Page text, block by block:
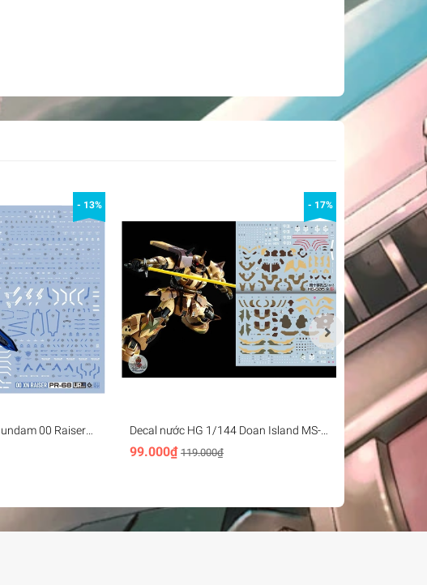
- 13%
00 Raiser
007S Water
- 17%
Decal nước HG 1/144 Doan Island MS-
06GD High Mobility Zaku 3in1
99.000₫ 119.000₫
Decal nước
loại
Water sticker
88.000₫